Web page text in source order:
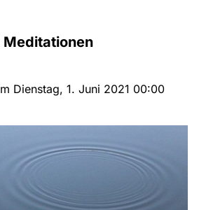
Meditationen
Dienstag, 1. Juni 2021 00:00